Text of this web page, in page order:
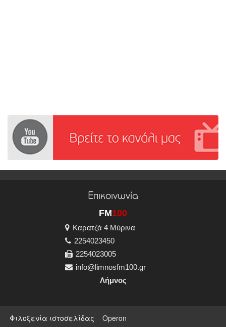
Επικοινωνία
FM100
Καρατζά 4 Μύρινα
2254023450
2254023005
info@limnosfm100.gr
Λήμνος
Φιλοξενία ιστοσελίδας Operon